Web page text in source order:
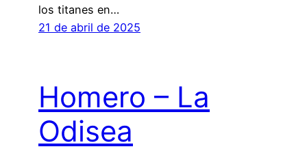
los titanes en…
21 de abril de 2025
Homero – La
Odisea